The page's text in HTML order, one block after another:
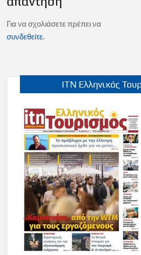
Για να σχολιάσετε πρέπει να
συνδεθείτε.
ITN Ελληνικός